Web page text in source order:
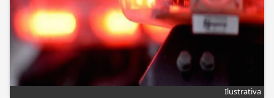
Ilustrativa